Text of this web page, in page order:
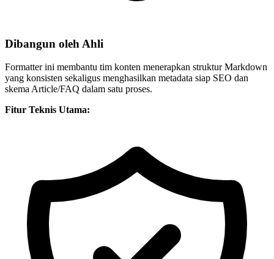
Dibangun oleh Ahli
Formatter ini membantu tim konten menerapkan struktur Markdown
yang konsisten sekaligus menghasilkan metadata siap SEO dan
skema Article/FAQ dalam satu proses.
Fitur Teknis Utama: